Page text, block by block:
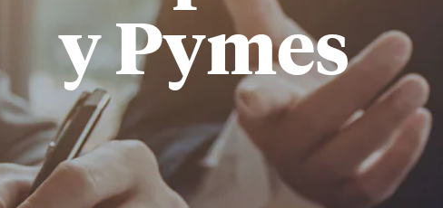
y Pymes